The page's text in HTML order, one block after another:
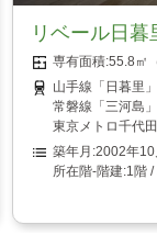
リベール日
55.8㎡
山手線「日暮里
常磐線「三河島
東京メトロ千代
2002年10
1階